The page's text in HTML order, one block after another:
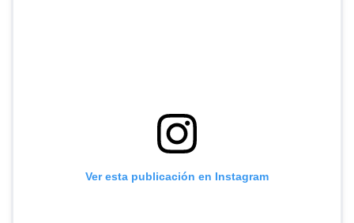
Ver esta publicación en Instagram